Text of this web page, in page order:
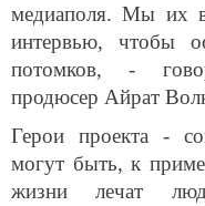
медиаполя. Мы их
интервью, чтобы
потомков, -
продюсер Айрат
Герои проекта -
могут быть, к
жизни лечат